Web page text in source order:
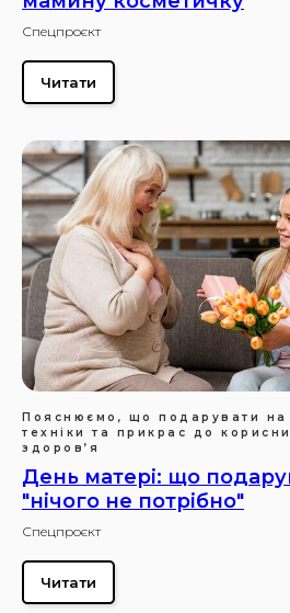
Спецпроєкт
Читати
Пояснюємо, що подарувати
техніки та прикрас до
здоров’я
День матері: що
"нічого не потрібно"
Спецпроєкт
Читати